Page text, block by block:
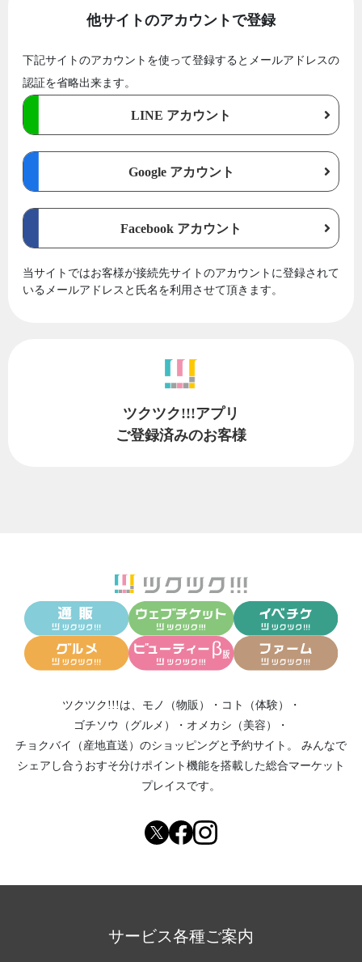
他サイトのアカウントで登録
下記サイトのアカウントを使って登録するとメールアドレスの
認証を省略出来ます。
LINE アカウント
Google アカウント
Facebook アカウント
当サイトではお客様が接続先サイトのアカウントに登録されて
いるメールアドレスと氏名を利用させて頂きます。
ツクツク!!!アプリ
ご登録済みのお客様
ツクツク!!!は、 モノ（物販） ・ コト（体験）
・
ゴチソウ（グルメ）
・ オメカシ（美容）
・
チョクバイ（産地直送） のショッピングと予約サイト。
みんなで
シェアし合う おすそ分けポイント機能を搭載した総合マーケット
プレイスです。
サービス各種ご案内